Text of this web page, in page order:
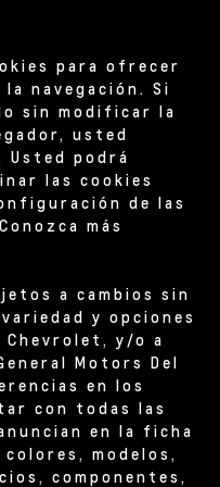
para ofrecer
navegación. Si
sin modificar la
usted
Usted podrá
las cookies
de las
más
a cambios sin
y opciones
y/o a
Motors Del
en los
con todas las
en la ficha
modelos,
componentes,